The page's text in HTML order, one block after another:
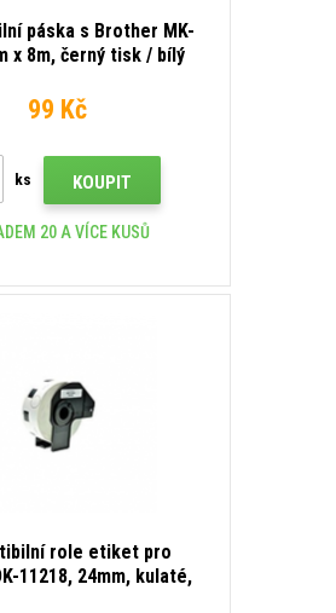
páska s Brother MK-
x 8m, černý tisk / bílý
99 Kč
ks KOUPIT
20 A VÍCE KUSŮ
role etiket pro
11218, 24mm, kulaté,